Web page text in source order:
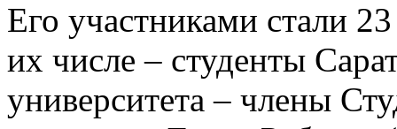
Его участниками стали
их числе – студенты
университета – члены